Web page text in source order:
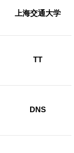
上海交通大学
TT
DNS